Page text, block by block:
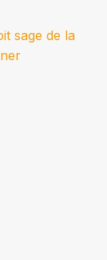
sage de la